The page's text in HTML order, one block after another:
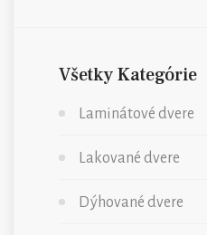
Všetky Kategórie
Laminátové dvere
Lakované dvere
Dýhované dvere